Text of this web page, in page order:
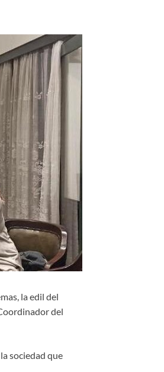
la edil del
del
sociedad que